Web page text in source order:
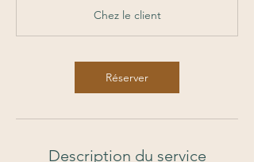
Chez le client
Réserver
Description du service